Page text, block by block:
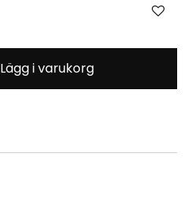
Lägg i varukorg